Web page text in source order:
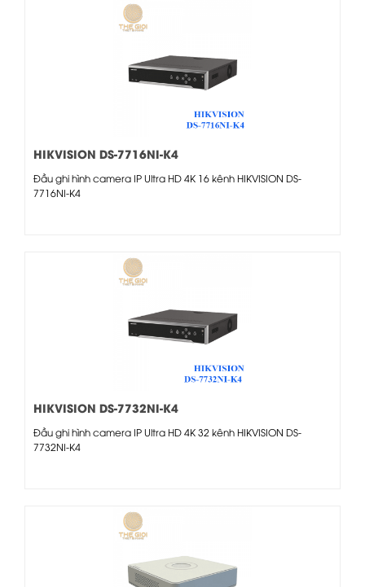
HIKVISION DS-7716NI-K4
Đầu ghi hình camera IP Ultra HD 4K 16 kênh HIKVISION DS-
7716NI-K4
HIKVISION DS-7732NI-K4
Đầu ghi hình camera IP Ultra HD 4K 32 kênh HIKVISION DS-
7732NI-K4